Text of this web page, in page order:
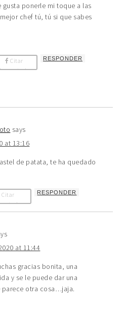
gusta ponerle mi toque a las
chef tú, tú si que sabes
Citar
RESPONDER
says
at 13:16
de patata, te ha quedado
Citar
RESPONDER
at 11:44
gracias bonita, una
y se le puede dar una
parece otra cosa…jaja.